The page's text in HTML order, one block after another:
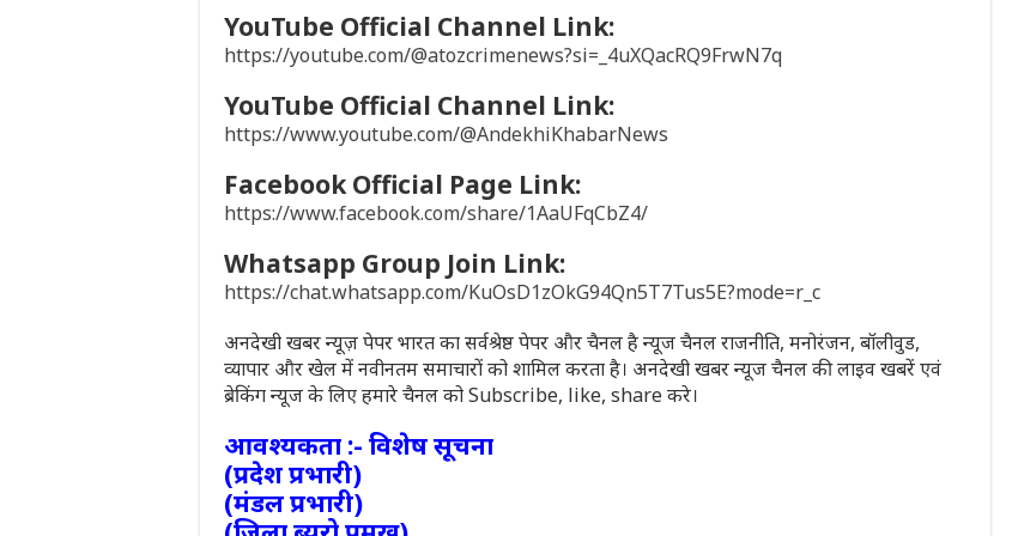
YouTube Official Channel Link:
https://youtube.com/@atozcrimenews?si=_4uXQacRQ9FrwN7q
YouTube Official Channel Link:
https://www.youtube.com/@AndekhiKhabarNews
Facebook Official Page Link:
https://www.facebook.com/share/1AaUFqCbZ4/
Whatsapp Group Join Link:
https://chat.whatsapp.com/KuOsD1zOkG94Qn5T7Tus5E?mode=r_c
अनदेखी खबर न्यूज़ पेपर भारत का सर्वश्रेष्ठ पेपर और चैनल है न्यूज चैनल राजनीति, मनोरंजन, बॉलीवुड,
व्यापार और खेल में नवीनतम समाचारों को शामिल करता है। अनदेखी खबर न्यूज चैनल की लाइव खबरें एवं
ब्रेकिंग न्यूज के लिए हमारे चैनल को Subscribe, like, share करे।
आवश्यकता :- विशेष सूचना
(प्रदेश प्रभारी)
(मंडल प्रभारी)